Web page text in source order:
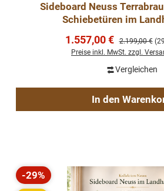
Sideboard Neuss
Schiebetüren im
Verkaufspreis:
1.557,00 € Regulärer
2.199,00 €
Preise inkl. MwSt. zzgl.
Vergleichen
In den
Rabatt
-29%